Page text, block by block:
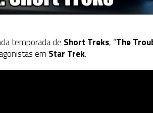
temporada de Short Treks, “The
em Star Trek.